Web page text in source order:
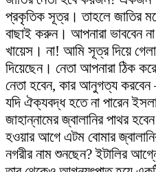
প্রকৃতিক সূত্র। তাহলে জাতির
বাছাই করুন। আপনারা ভাববেন
খায়েস। না! আমি সূত্র দিয়ে
দিয়েছেন। নেতা আপনারা ঠিক
নেতা হবেন, কার আনুগত্য করবেন
যদি ঐক্যবদ্ধ হতে না পারেন
জাহান্নামের জ্বালানির পাথর
হওয়ার আগে এটম বোমার
নগরীর নাম শুনছেন? ইটালির